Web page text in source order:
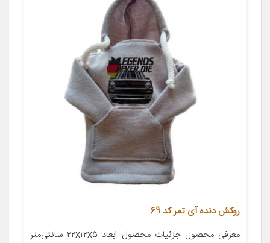
روکش دنده آی تمر کد 69
معرفی محصول جزئیات محصول ابعاد ۲۲x۱۲x۵ سانتی‌متر